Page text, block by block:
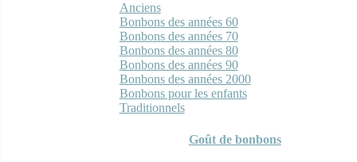
Anciens
Bonbons des années 60
Bonbons des années 70
Bonbons des années 80
Bonbons des années 90
Bonbons des années 2000
Bonbons pour les enfants
Traditionnels
Goût de bonbons